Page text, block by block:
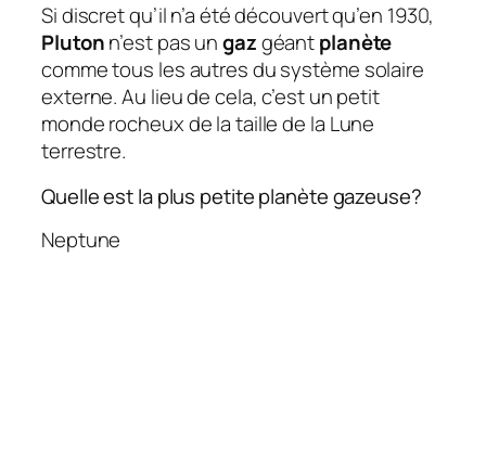
Si discret qu’il n’a été découvert qu’en 1930,
Plutonn’est pas ungazgéantplanète
comme tous les autres du système solaire
externe. Au lieu de cela, c’est un petit
monde rocheux de la taille de la Lune
terrestre.
Quelle est la plus petite planète gazeuse?
Neptune